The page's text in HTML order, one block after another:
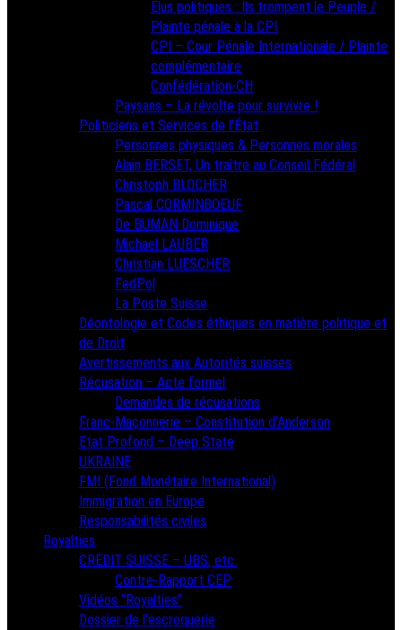
Élus politiques : Ils trompent le Peuple /
Plainte pénale à la CPI
CPI – Cour Pénale Internationale / Plainte
complémentaire
Confédération-CH
Paysans – La révolte pour survivre !
Politiciens et Services de l’État
Personnes physiques & Personnes morales
Alain BERSET, Un traître au Conseil Fédéral
Christoph BLOCHER
Pascal CORMINBOEUF
De BUMAN Dominique
Michael LAUBER
Christian LUESCHER
FedPol
La Poste Suisse
Déontologie et Codes éthiques en matière politique et
de Droit
Avertissements aux Autorités suisses
Récusation – Acte formel
Demandes de récusations
Franc-Maçonnerie – Constitution d’Anderson
Etat Profond – Deep State
UKRAINE
FMI (Fond Monétaire International)
Immigration en Europe
Responsabilités civiles
Royalties
CREDIT SUISSE – UBS, etc.
Contre-Rapport CEP
Vidéos “Royalties”
Dossier de l’escroquerie